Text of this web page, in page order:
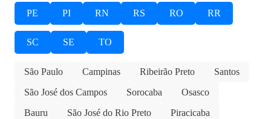
PE PI RN RS RO RR
SC SE TO
São Paulo Campinas Ribeirão Preto
Santos
São José dos Campos
Sorocaba
Osasco
Bauru
São José do Rio Preto
Piracicaba